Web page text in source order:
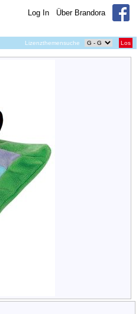
Log In Über Brandora
Lizenzthemensuche Los